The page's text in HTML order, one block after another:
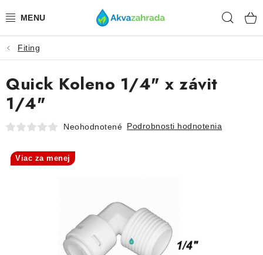
na
TECHNIKA
HNOJIVÁ
VODA
KRMIVÁ A VITAMÍNY
Fiting
Quick Koleno 1/4" x závit
1/4"
Neohodnotené Podrobnosti hodnotenia
Viac za menej